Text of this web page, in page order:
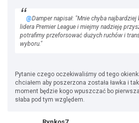
@Damper napisał: "Mnie chyba
lidera Premier League i miejmy nadzieję
potrafimy przeforsować dużych ruchów i
wyboru."
Pytanie czego oczekiwaliśmy od tego
chciałem aby poszerzona została ławka i
moment będzie kogo wpuszczać bo
słaba pod tym względem.